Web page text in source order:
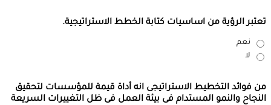
تعتبر الرؤية من اساسيات كتابة الخطط الاستراتيجية.
نعم
لا
من فوائد التخطيط الاستراتيجى انه أداة قيمة للمؤسسات لتحقيق
النجاح والنمو المستدام فى بيئة العمل فى ظل التغييرات السريعة